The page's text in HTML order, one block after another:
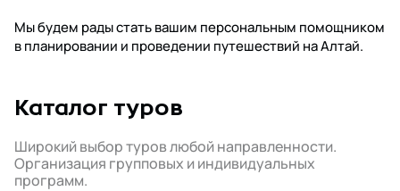
Мы будем рады стать вашим персональным помощником
в планировании и проведении путешествий на Алтай.
Каталог туров
Широкий выбор туров любой направленности.
Организация групповых и индивидуальных
программ.